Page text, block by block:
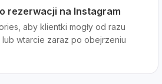
rezerwacji na Instagram
aby klientki mogły od razu
wtarcie zaraz po obejrzeniu